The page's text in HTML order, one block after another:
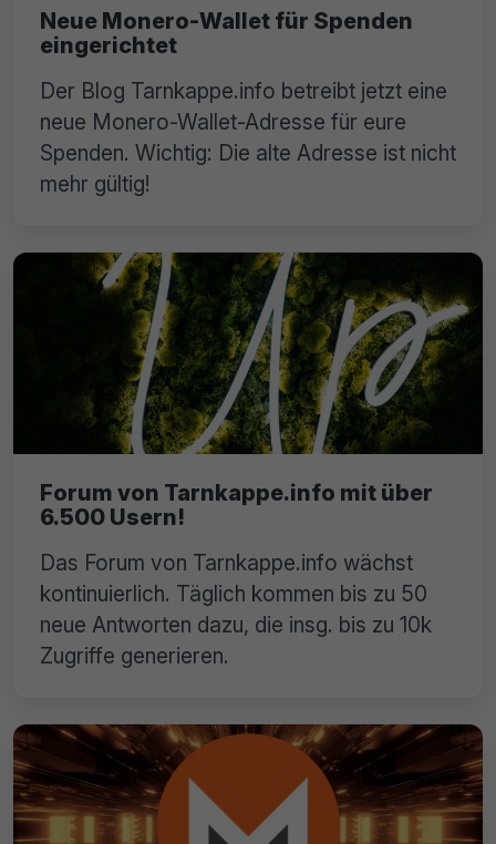
Neue Monero-Wallet für Spenden
eingerichtet
Der Blog Tarnkappe.info betreibt jetzt eine
neue Monero-Wallet-Adresse für eure
Spenden. Wichtig: Die alte Adresse ist nicht
mehr gültig!
Forum von Tarnkappe.info mit über
6.500 Usern!
Das Forum von Tarnkappe.info wächst
kontinuierlich. Täglich kommen bis zu 50
neue Antworten dazu, die insg. bis zu 10k
Zugriffe generieren.